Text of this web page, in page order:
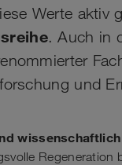
Werte aktiv
. Auch in
und
Regeneration